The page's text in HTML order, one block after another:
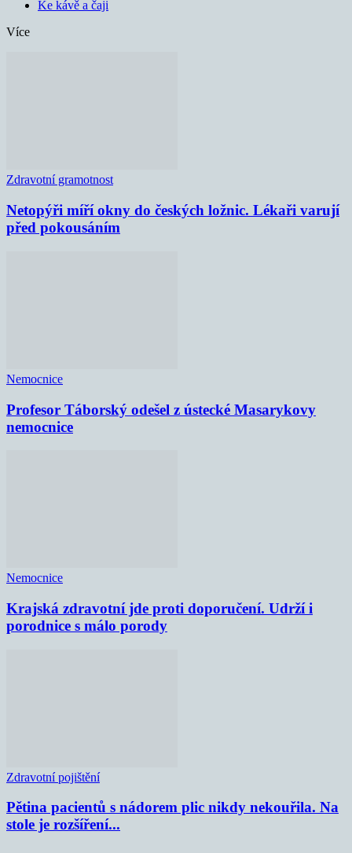
Ke kávě a čaji
Více
Zdravotní gramotnost
Netopýři míří okny do českých ložnic. Lékaři varují
před pokousáním
Nemocnice
Profesor Táborský odešel z ústecké Masarykovy
nemocnice
Nemocnice
Krajská zdravotní jde proti doporučení. Udrží i
porodnice s málo porody
Zdravotní pojištění
Pětina pacientů s nádorem plic nikdy nekouřila. Na
stole je rozšíření...